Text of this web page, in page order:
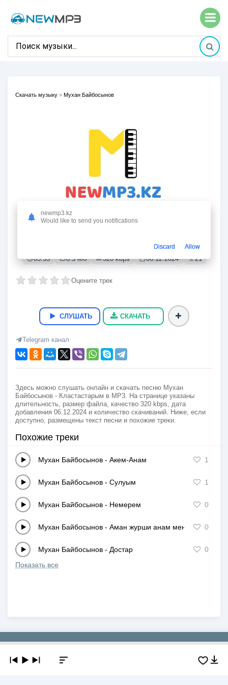
Скачать музыку » Мухан Байбосынов
03:35 8.5 Мб 320 kbps 06.12.2024 21
Оцените трек
СЛУШАТЬ СКАЧАТЬ
Telegram канал
Здесь можно слушать онлайн и скачать песню Мухан
Байбосынов - Кластастарым в MP3. На странице указаны
длительность, размер файла, качество 320 kbps, дата
добавления 06.12.2024 и количество скачиваний. Ниже, если
доступно, размещены текст песни и похожие треки.
Похожие треки
Мухан Байбосынов - Акем-Анам 1
Мухан Байбосынов - Сулуым 1
Мухан Байбосынов - Немерем 0
Мухан Байбосынов - Аман журши анам менин 0
Мухан Байбосынов - Достар
0
Показать все
newmp3.kz
Would like to send you notifications
Discard Allow